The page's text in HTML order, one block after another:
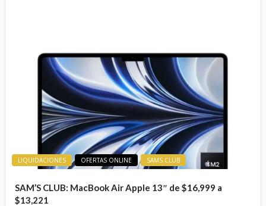
LIQUIDACIONES OFERTAS ONLINE SAMS CLUB
SAM’S CLUB: MacBook Air Apple 13″ de $16,999 a
$13,221